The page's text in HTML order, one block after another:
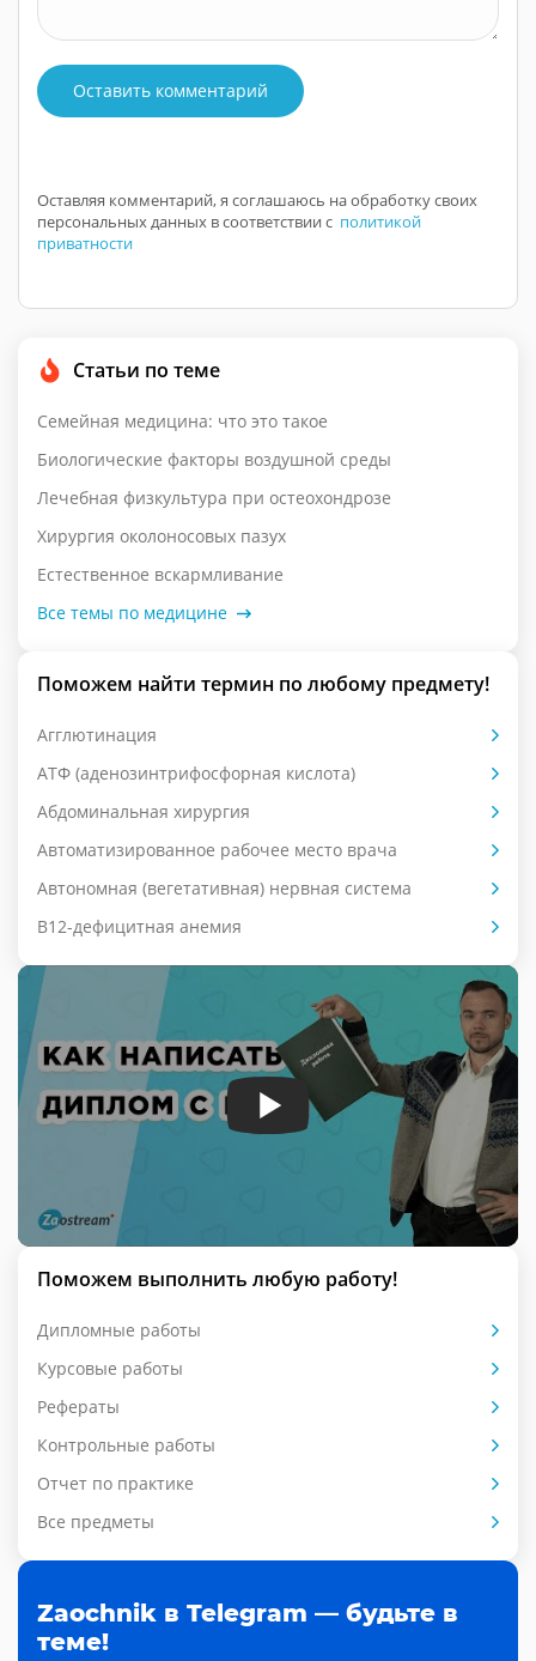
Оставить комментарий
Оставляя комментарий, я соглашаюсь на обработку своих
персональных данных в соответствии с политикой
приватности
Статьи по теме
Семейная медицина: что это такое
Биологические факторы воздушной среды
Лечебная физкультура при остеохондрозе
Хирургия околоносовых пазух
Естественное вскармливание
Все темы по медицине
Поможем найти термин по любому предмету!
Агглютинация
АТФ (аденозинтрифосфорная кислота)
Абдоминальная хирургия
Автоматизированное рабочее место врача
Автономная (вегетативная) нервная система
В12-дефицитная анемия
Поможем выполнить любую работу!
Дипломные работы
Курсовые работы
Рефераты
Контрольные работы
Отчет по практике
Все предметы
Zaochnik в Telegram — будьте в
теме!